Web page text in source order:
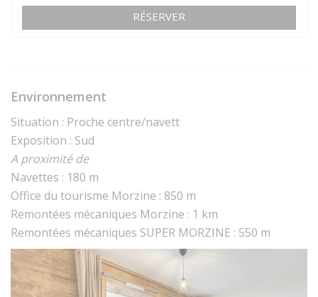
RÉSERVER
Environnement
Situation : Proche centre/navett
Exposition : Sud
A proximité de
Navettes : 180 m
Office du tourisme Morzine : 850 m
Remontées mécaniques Morzine : 1 km
Remontées mécaniques SUPER MORZINE : 550 m